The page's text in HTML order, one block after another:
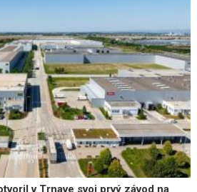
v Trnave svoj prvý závod na